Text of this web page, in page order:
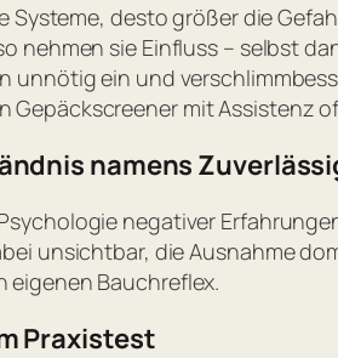
Systeme, desto größer die
nehmen sie Einfluss – selbst
unnötig ein und
Gepäckscreener mit Assistenz
namens
negativer
unsichtbar, die Ausnahme
eigenen Bauchreflex.
Praxistest